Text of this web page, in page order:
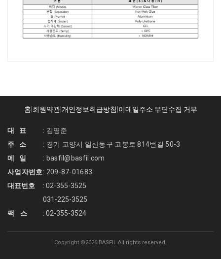
홈 회원약관| 개인정보취급방침 이메일주소 무단수집 거부
대 표
: 김영준
주 소
: 경기 고양시 일산동구 고봉로 814번길 50-3
메 일
: basfil@basfil.com
사업자번호: 209-87-01683
대표번호
: 02-355-3525
031-225-3525
팩 스
: 02-355-3524
Copyright ©2026 BASFIL All rights reserved.